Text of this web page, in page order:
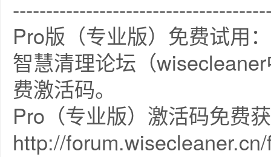
Pro版（专业版）免费试用：
智慧清理论坛（
费激活码。
Pro（专业版）激活码免费
http://